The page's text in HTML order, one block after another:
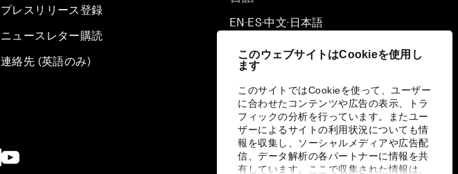
このウェブサイトはCookieを使用し
ます
このサイトではCookieを使って、ユーザー
に合わせたコンテンツや広告の表示、トラ
フィックの分析を行っています。またユー
ザーによるサイトの利用状況についても情
報を収集し、ソーシャルメディアや広告配
信、データ解析の各パートナーに情報を共
有しています。ここで収集された情報は、
プレスリリース登録
ニュースレター購読
連絡先 (英語のみ)
EN ▪ ES▪中文▪ 日本語